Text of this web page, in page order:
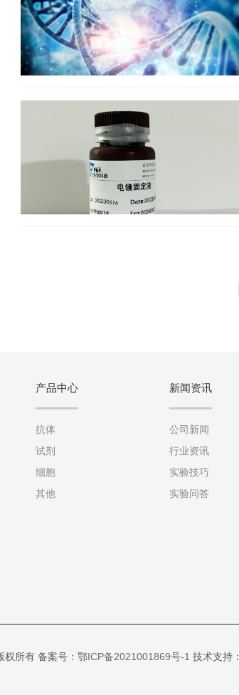
产品中心
抗体
试剂
细胞
其他
新闻资讯
公司新闻
行业资讯
实验技巧
实验问答
所有 备案号： 鄂ICP备2021001869号-1 技术支持：